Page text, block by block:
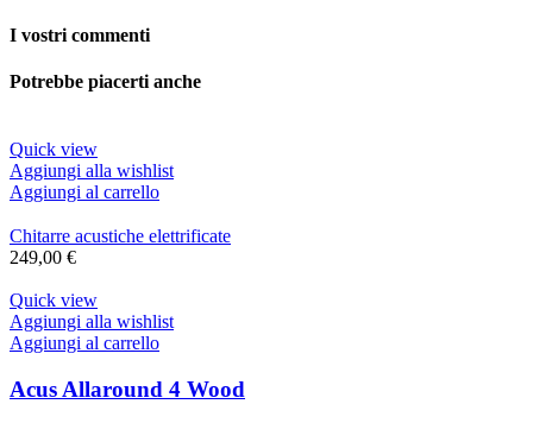
I vostri commenti
Potrebbe piacerti anche
Quick view
Aggiungi alla wishlist
Aggiungi al carrello
Chitarre acustiche elettrificate
249,00 €
Quick view
Aggiungi alla wishlist
Aggiungi al carrello
Acus Allaround 4 Wood